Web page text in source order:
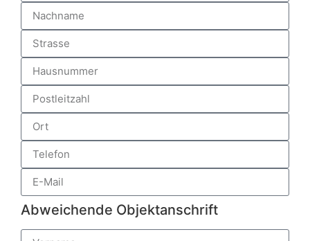
Abweichende Objektanschrift